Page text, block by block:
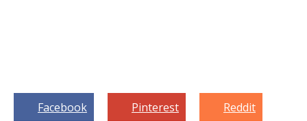
Facebook Pinterest Reddit